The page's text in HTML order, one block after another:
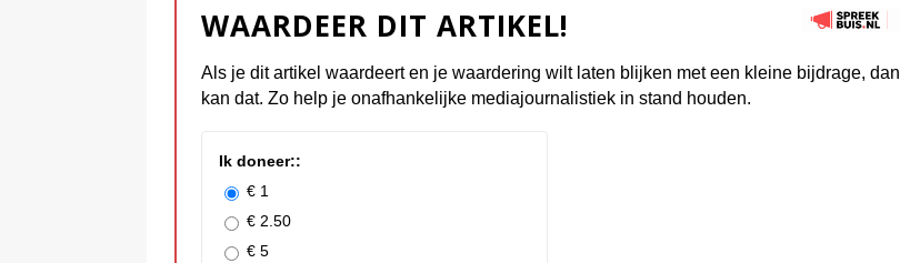
WAARDEER DIT ARTIKEL!
Als je dit artikel waardeert en je waardering wilt laten blijken met een kleine bijdrage, dan
kan dat. Zo help je onafhankelijke mediajournalistiek in stand houden.
Ik doneer::
€ 1
€ 2.50
€ 5